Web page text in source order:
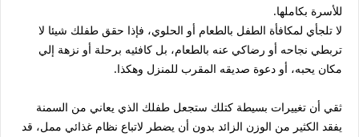
للأسرة بكاملها.
لا تلجأي لمكافأة الطفل بالطعام أو الحلوي، فإذا حقق طفلك شيئا لا
تربطي نجاحه أو رضاكي عنه بالطعام، بل كافئيه برحلة أو نزهة إلي
مكان يحبه، أو دعوة صديقه المقرب للمنزل وهكذا.
ثقي أن تغييرات بسيطة كتلك ستجعل طفلك الذي يعاني من السمنة
يفقد الكثير من الوزن الزائد بدون أن يضطر لاتباع نظام غذائي ممل، قد